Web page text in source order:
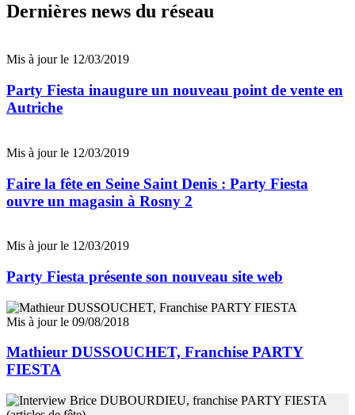
Dernières news du réseau
Mis à jour le 12/03/2019
Party Fiesta inaugure un nouveau point de vente en
Autriche
Mis à jour le 12/03/2019
Faire la fête en Seine Saint Denis : Party Fiesta
ouvre un magasin à Rosny 2
Mis à jour le 12/03/2019
Party Fiesta présente son nouveau site web
Mis à jour le 09/08/2018
Mathieur DUSSOUCHET, Franchise PARTY
FIESTA